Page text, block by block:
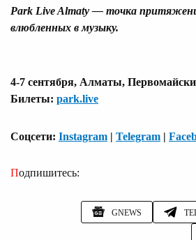
Park Live Almaty — точка
влюбленных в музыку.
4-7 сентября, Алматы,
Билеты: park.live
Соцсети: Instagram | Telegram |
Подпишитесь:
GNEWS